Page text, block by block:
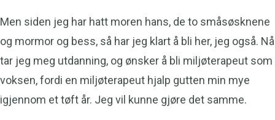
Men siden jeg har hatt moren hans, de to småsøsknene
og mormor og bess, så har jeg klart å bli her, jeg også. Nå
tar jeg meg utdanning, og ønsker å bli miljøterapeut som
voksen, fordi en miljøterapeut hjalp gutten min mye
igjennom et tøft år. Jeg vil kunne gjøre det samme.